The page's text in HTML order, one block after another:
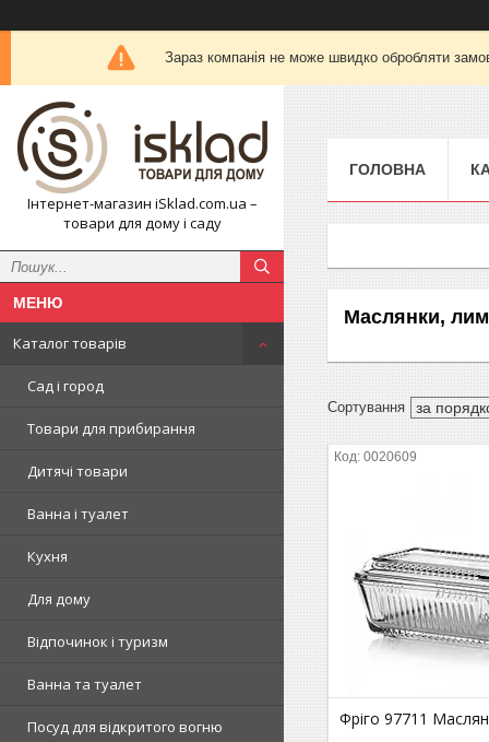
Зараз компанія не може швидко обробляти
Інтернет-магазин iSklad.com.ua –
товари для дому і саду
Каталог товарів
Сад і город
Товари для прибирання
Дитячі товари
Ванна і туалет
Кухня
Для дому
Відпочинок і туризм
Ванна та туалет
Посуд для відкритого вогню
ГОЛОВНА
Маслянки,
0020609
Фріго 97711